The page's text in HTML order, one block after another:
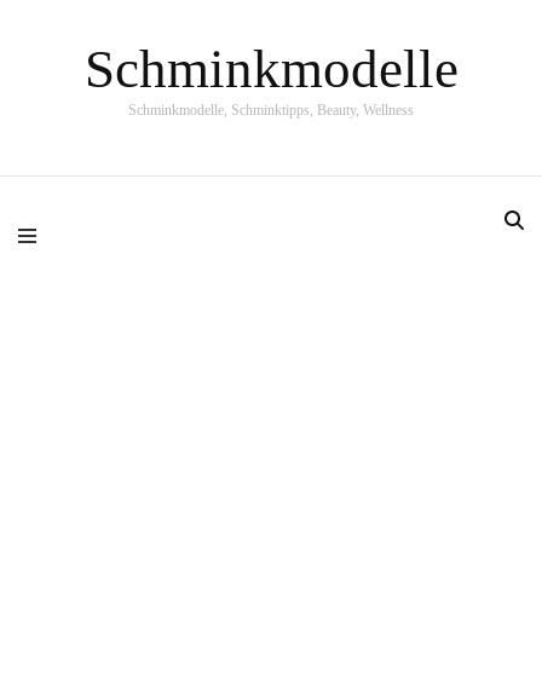
Schminkmodelle
Schminkmodelle, Schminktipps, Beauty, Wellness